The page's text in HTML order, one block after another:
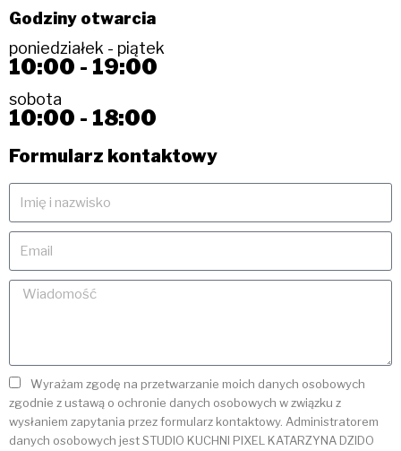
Godziny otwarcia
poniedziałek - piątek
10:00 - 19:00
sobota
10:00 - 18:00
Formularz kontaktowy
Wyrażam zgodę na przetwarzanie moich danych osobowych
zgodnie z ustawą o ochronie danych osobowych w związku z
wysłaniem zapytania przez formularz kontaktowy. Administratorem
danych osobowych jest STUDIO KUCHNI PIXEL KATARZYNA DZIDO